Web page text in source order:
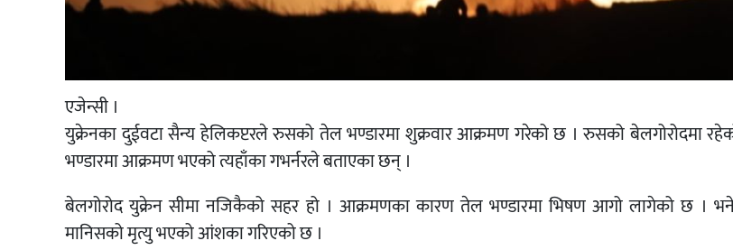
एजेन्सी ।
युक्रेनका दुईवटा सैन्य हेलिकप्टरले रुसको तेल भण्डारमा शुक्रवार आक्रमण गरेको छ । रुसको बेलगोरोदमा
भण्डारमा आक्रमण भएको त्यहाँका गभर्नरले बताएका छन् ।
बेलगोरोद युक्रेन सीमा नजिकैको सहर हो । आक्रमणका कारण तेल भण्डारमा भिषण आगो लागेको छ ।
मानिसको मृत्यु भएको आंशका गरिएको छ ।